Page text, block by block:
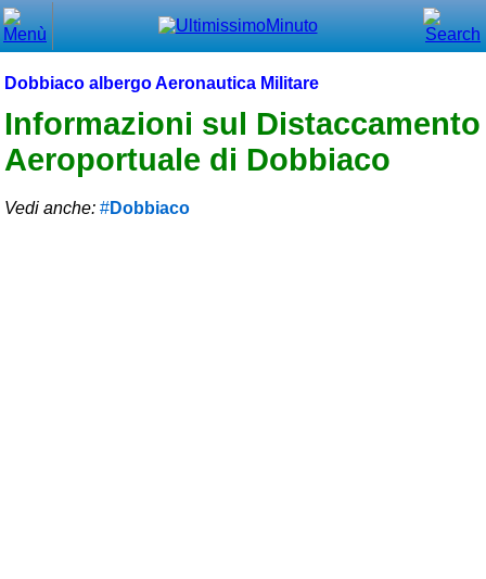
Dobbiaco albergo Aeronautica Militare
Informazioni sul Distaccamento
Aeroportuale di Dobbiaco
Vedi anche: Dobbiaco
Menù principale
⌂ Home
🕐 Last Minute
🕐 First Minute